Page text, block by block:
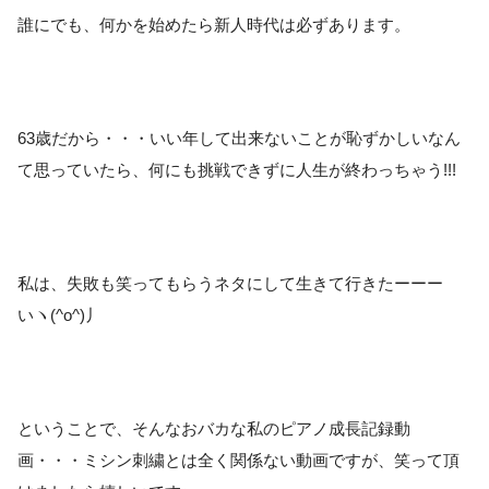
誰にでも、何かを始めたら新人時代は必ずあります。
63歳だから・・・いい年して出来ないことが恥ずかしいなん
て思っていたら、何にも挑戦できずに人生が終わっちゃう!!!
私は、失敗も笑ってもらうネタにして生きて行きたーーー
いヽ(^o^)丿
ということで、そんなおバカな私のピアノ成長記録動
画・・・ミシン刺繍とは全く関係ない動画ですが、笑って頂